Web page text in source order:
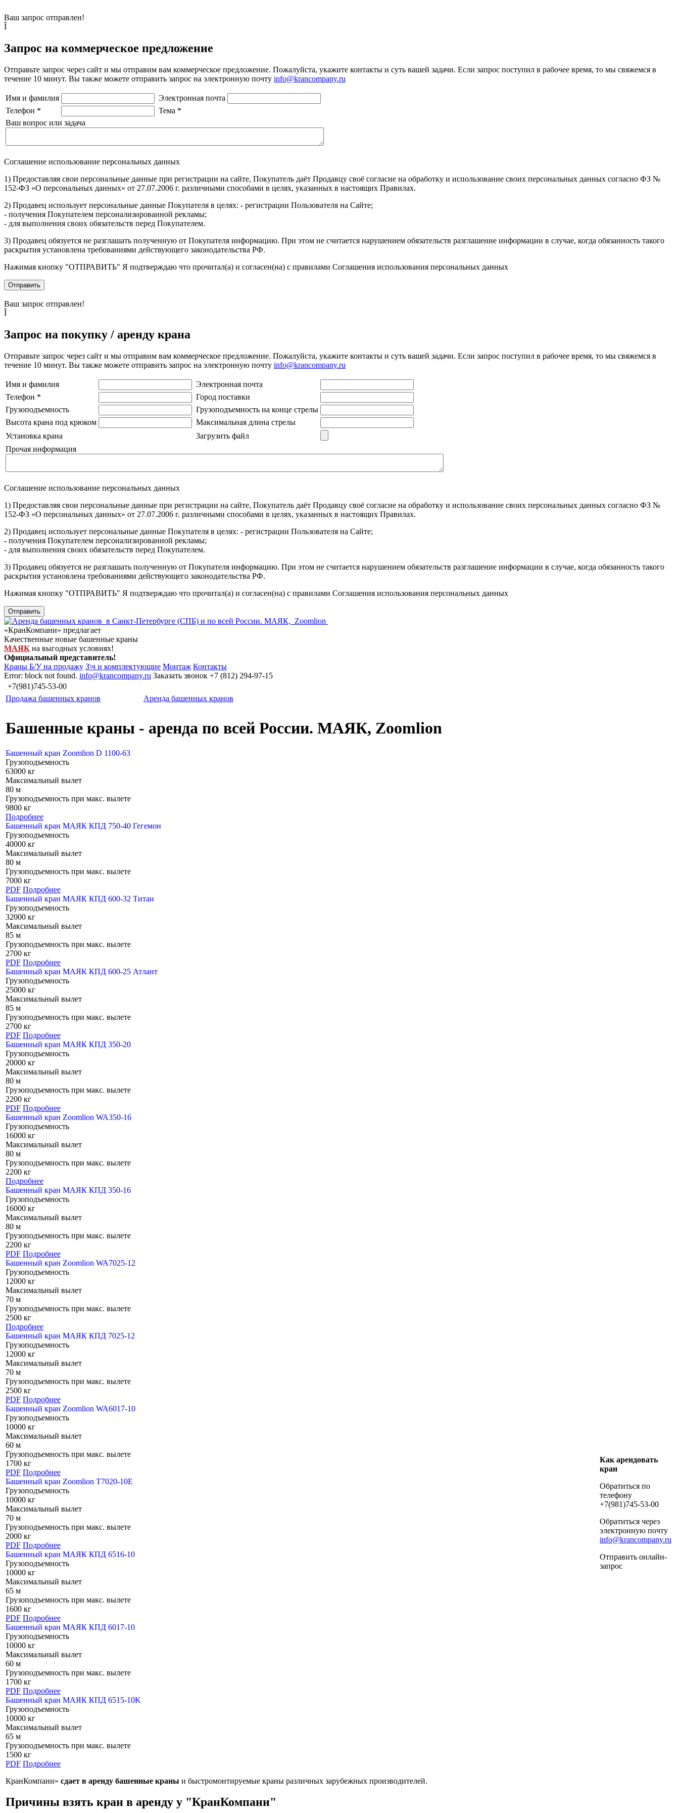
Ваш запрос отправлен!
Î
Запрос на коммерческое предложение
Отправьте запрос через сайт и мы отправим вам коммерческое предложение. Пожалуйста, укажите контакты и суть вашей задачи. Если запрос поступил в рабочее время, то мы свяжемся в
течение 10 минут. Вы также можете отправить запрос на электронную почту info@krancompany.ru
Имя и фамилия
Электронная почта
Телефон * Тема *
Ваш вопрос или задача
Соглашение использование персональных данных
1) Предоставляя свои персональные данные при регистрации на сайте, Покупатель даёт Продавцу своё согласие на обработку и использование своих персональных данных согласно ФЗ №
152-ФЗ «О персональных данных» от 27.07.2006 г. различными способами в целях, указанных в настоящих Правилах.
2) Продавец использует персональные данные Покупателя в целях: - регистрации Пользователя на Сайте;
- получения Покупателем персонализированной рекламы;
- для выполнения своих обязательств перед Покупателем.
3) Продавец обязуется не разглашать полученную от Покупателя информацию. При этом не считается нарушением обязательств разглашение информации в случае, когда обязанность такого
раскрытия установлена требованиями действующего законодательства РФ.
Нажимая кнопку "ОТПРАВИТЬ" Я подтверждаю что прочитал(а) и согласен(на) с правилами Соглашения использования персональных данных
Отправить
Ваш запрос отправлен!
Î
Запрос на покупку / аренду крана
Отправьте запрос через сайт и мы отправим вам коммерческое предложение. Пожалуйста, укажите контакты и суть вашей задачи. Если запрос поступил в рабочее время, то мы свяжемся в
течение 10 минут. Вы также можете отправить запрос на электронную почту info@krancompany.ru
Имя и фамилия
Электронная почта
Телефон *
Город поставки
Грузоподъемность
Грузоподъемность на конце стрелы
Высота крана под крюком
Максимальная длина стрелы
Установка крана
Загрузить файл
Прочая информация
Соглашение использование персональных данных
1) Предоставляя свои персональные данные при регистрации на сайте, Покупатель даёт Продавцу своё согласие на обработку и использование своих персональных данных согласно ФЗ №
152-ФЗ «О персональных данных» от 27.07.2006 г. различными способами в целях, указанных в настоящих Правилах.
2) Продавец использует персональные данные Покупателя в целях: - регистрации Пользователя на Сайте;
- получения Покупателем персонализированной рекламы;
- для выполнения своих обязательств перед Покупателем.
3) Продавец обязуется не разглашать полученную от Покупателя информацию. При этом не считается нарушением обязательств разглашение информации в случае, когда обязанность такого
раскрытия установлена требованиями действующего законодательства РФ.
Нажимая кнопку "ОТПРАВИТЬ" Я подтверждаю что прочитал(а) и согласен(на) с правилами Соглашения использования персональных данных
Отправить
«КранКомпани» предлагает
Качественные новые башенные краны
МАЯК на выгодных условиях!
Официальный представитель!
Краны Б/У на продажу З\ч и комплектующие Монтаж Контакты
Error: block not found. info@krancompany.ru Заказать звонок +7 (812) 294-97-15
+7(981)745-53-00
Продажа башенных кранов
Аренда башенных кранов
Башенные краны - аренда по всей России. МАЯК, Zoomlion
Башенный кран Zoomlion D 1100-63
Грузоподъемность
63000 кг
Максимальный вылет
80 м
Грузоподъемность при макс. вылете
9800 кг
Подробнее
Башенный кран МАЯК КПД 750-40 Гегемон
Грузоподъемность
40000 кг
Максимальный вылет
80 м
Грузоподъемность при макс. вылете
7000 кг
PDF Подробнее
Башенный кран МАЯК КПД 600-32 Титан
Грузоподъемность
32000 кг
Максимальный вылет
85 м
Грузоподъемность при макс. вылете
2700 кг
PDF Подробнее
Башенный кран МАЯК КПД 600-25 Атлант
Грузоподъемность
25000 кг
Максимальный вылет
85 м
Грузоподъемность при макс. вылете
2700 кг
PDF Подробнее
Башенный кран МАЯК КПД 350-20
Грузоподъемность
20000 кг
Максимальный вылет
80 м
Грузоподъемность при макс. вылете
2200 кг
PDF Подробнее
Башенный кран Zoomlion WA350-16
Грузоподъемность
16000 кг
Максимальный вылет
80 м
Грузоподъемность при макс. вылете
2200 кг
Подробнее
Башенный кран МАЯК КПД 350-16
Грузоподъемность
16000 кг
Максимальный вылет
80 м
Грузоподъемность при макс. вылете
2200 кг
PDF Подробнее
Башенный кран Zoomlion WA7025-12
Грузоподъемность
12000 кг
Максимальный вылет
70 м
Грузоподъемность при макс. вылете
2500 кг
Подробнее
Башенный кран МАЯК КПД 7025-12
Грузоподъемность
12000 кг
Максимальный вылет
70 м
Грузоподъемность при макс. вылете
2500 кг
PDF Подробнее
Башенный кран Zoomlion WA6017-10
Грузоподъемность
10000 кг
Максимальный вылет
60 м
Грузоподъемность при макс. вылете
1700 кг
PDF Подробнее
Башенный кран Zoomlion T7020-10E
Грузоподъемность
10000 кг
Максимальный вылет
70 м
Грузоподъемность при макс. вылете
2000 кг
PDF Подробнее
Башенный кран МАЯК КПД 6516-10
Грузоподъемность
10000 кг
Максимальный вылет
65 м
Грузоподъемность при макс. вылете
1600 кг
PDF Подробнее
Башенный кран МАЯК КПД 6017-10
Грузоподъемность
10000 кг
Максимальный вылет
60 м
Грузоподъемность при макс. вылете
1700 кг
PDF Подробнее
Башенный кран МАЯК КПД 6515-10K
Грузоподъемность
10000 кг
Максимальный вылет
65 м
Грузоподъемность при макс. вылете
1500 кг
PDF Подробнее
КранКомпани» сдает в аренду башенные краны и быстромонтируемые краны различных зарубежных производителей.
Причины взять кран в аренду у "КранКомпани"
Как арендовать
кран
Обратиться по
телефону
+7(981)745-53-00
Обратиться через
электронную почту
info@krancompany.ru
Отправить онлайн-
запрос